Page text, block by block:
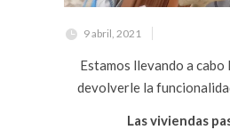
9 abril, 2021
Estamos llevando a
devolverle la
Las viviendas